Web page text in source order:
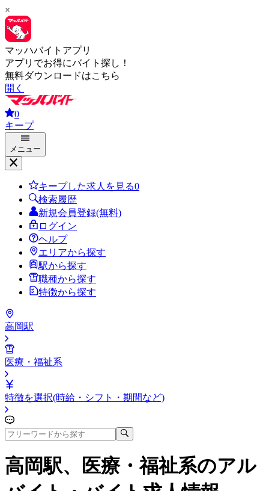
×
マッハバイトアプリ
アプリでお得にバイト探し！
無料ダウンロードはこちら
開く
0
キープ
メニュー
キープした求人を見る0
検索履歴
新規会員登録(無料)
ログイン
ヘルプ
エリアから探す
駅から探す
職種から探す
特徴から探す
高岡駅
医療・福祉系
特徴を選択(時給・シフト・期間など)
高岡駅、医療・福祉系のアル